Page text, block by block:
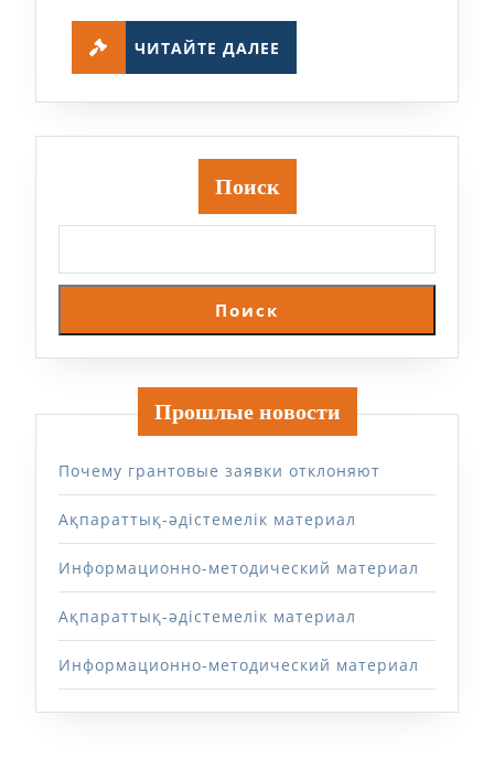
ЧИТАЙТЕ ДАЛЕЕ
Поиск
Поиск
Прошлые новости
Почему грантовые заявки отклоняют
Ақпараттық-әдістемелік материал
Информационно-методический материал
Ақпараттық-әдістемелік материал
Информационно-методический материал